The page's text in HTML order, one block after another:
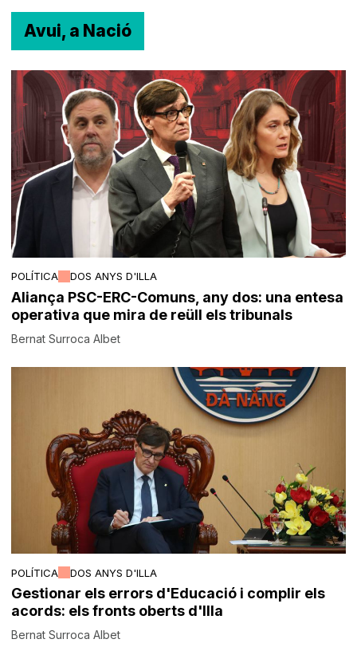
Avui, a Nació
POLÍTICA DOS ANYS D'ILLA
Aliança PSC-ERC-Comuns, any dos: una entesa
operativa que mira de reüll els tribunals
Bernat Surroca Albet
POLÍTICA DOS ANYS D'ILLA
Gestionar els errors d'Educació i complir els
acords: els fronts oberts d'Illa
Bernat Surroca Albet